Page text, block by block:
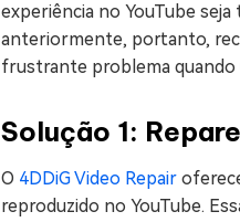
experiência no YouTube
anteriormente, portanto,
frustrante problema quando
Solução 1:
O 4DDiG Video Repair
reproduzido no YouTube.